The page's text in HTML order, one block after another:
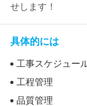
せします！
具体的には
工事スケジュー
工程管理
品質管理